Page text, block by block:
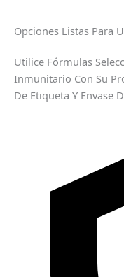
Opciones Listas Para
Utilice Fórmulas
Inmunitario Con Su
De Etiqueta Y Envase